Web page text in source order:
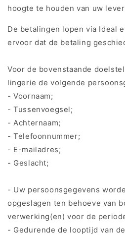
hoogte te houden van uw
De betalingen lopen via Ideal
ervoor dat de betaling
Voor de bovenstaande
lingerie de volgende
- Voornaam;
- Tussenvoegsel;
- Achternaam;
- Telefoonnummer;
- E-mailadres;
- Geslacht;
- Uw persoonsgegevens
opgeslagen ten behoeve van
verwerking(en) voor de
- Gedurende de looptijd van